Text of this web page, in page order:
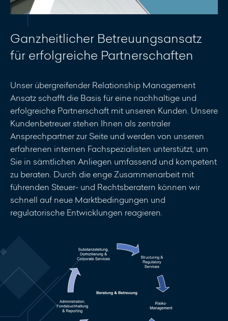
Ganzheitlicher Betreuungsansatz
für erfolgreiche Partnerschaften
Unser übergreifender Relationship Management
Ansatz schafft die Basis für eine nachhaltige und
erfolgreiche Partnerschaft mit unseren Kunden. Unsere
Kundenbetreuer stehen Ihnen als zentraler
Ansprechpartner zur Seite und werden von unseren
erfahrenen internen Fachspezialisten unterstützt, um
Sie in sämtlichen Anliegen umfassend und kompetent
zu beraten. Durch die enge Zusammenarbeit mit
führenden Steuer- und Rechtsberatern können wir
schnell auf neue Marktbedingungen und
regulatorische Entwicklungen reagieren.